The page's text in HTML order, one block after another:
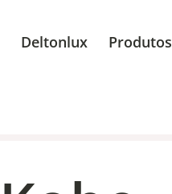
Deltonlux Produtos